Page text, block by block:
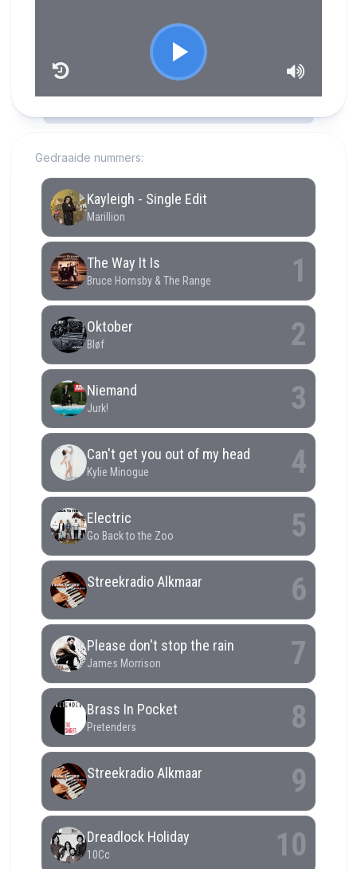
Gedraaide nummers: